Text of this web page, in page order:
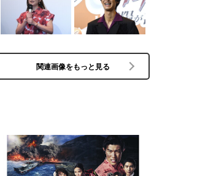
関連画像をもっと見る